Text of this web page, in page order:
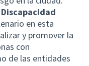
en esta
y promover la
con
de las entidades